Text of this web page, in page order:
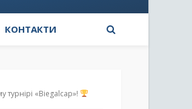
КОНТАКТИ
«Biegalcap»!